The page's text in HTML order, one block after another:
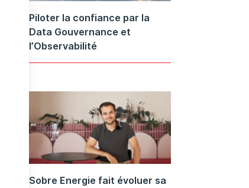
Piloter la confiance par la
Data Gouvernance et
l’Observabilité
Sobre Energie fait évoluer sa